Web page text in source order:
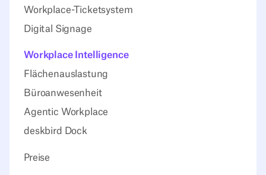
Workplace-Ticketsystem
Digital Signage
Workplace Intelligence
Flächenauslastung
Büroanwesenheit
Agentic Workplace
deskbird Dock
Preise